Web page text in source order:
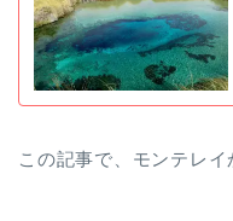
この記事で、モンテレイ